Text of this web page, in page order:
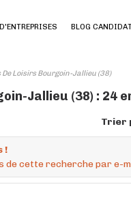
BLOG
Loisirs Bourgoin-Jallieu (38)
Jallieu (38) : 24
Trier
!
de cette recherche par e-